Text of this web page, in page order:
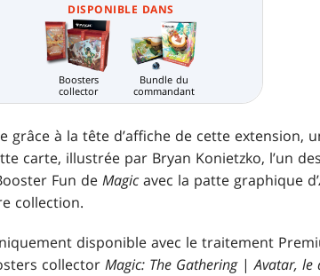
DISPONIBLE DANS
Boosters
collector
Bundle du
commandant
grâce à la tête d’affiche de cette extension,
carte, illustrée par Bryan Konietzko, l’un
Fun de Magic avec la patte graphique d’
collection.
disponible avec le traitement
collector Magic: The Gathering|Avatar, le